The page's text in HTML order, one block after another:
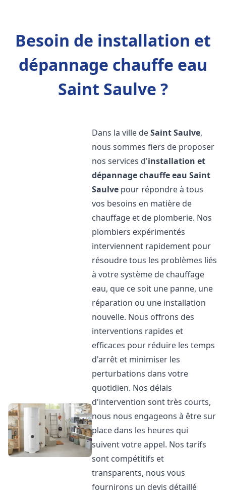
Besoin de installation et
dépannage chauffe eau
Saint Saulve ?
Dans la ville deSaint Saulve,
nous sommes fiers de proposer
nos services d'installation et
dépannage chauffe eau Saint
Saulve pour répondre à tous
vos besoins en matière de
chauffage et de plomberie. Nos
plombiers expérimentés
interviennent rapidement pour
résoudre tous les problèmes liés
à votre système de chauffage
eau, que ce soit une panne, une
réparation ou une installation
nouvelle. Nous offrons des
interventions rapides et
efficaces pour réduire les temps
d'arrêt et minimiser les
perturbations dans votre
quotidien. Nos délais
d'intervention sont très courts,
nous nous engageons à être sur
place dans les heures qui
suivent votre appel. Nos tarifs
sont compétitifs et
transparents, nous vous
fournirons un devis détaillé